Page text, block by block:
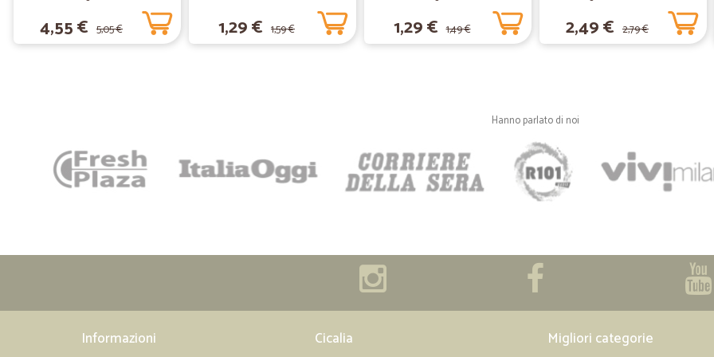
Francesco A.
Ottimo servizio
Ottimo servizio. Consiglio di fare
tempestiva
—
4,55 € 5,05 € 1,29 € 1,59 € 1,29 € 1,49 € 2,49 € 2,79 €
Hanno parlato di noi
Informazioni Cicalia Migliori categorie